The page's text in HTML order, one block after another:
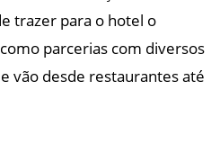
trazer para o hotel o
parcerias com diversos
vão desde restaurantes até